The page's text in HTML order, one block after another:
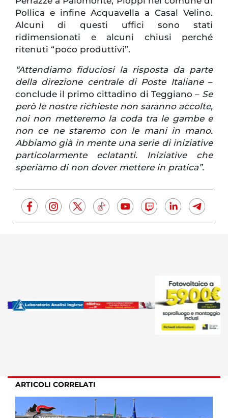
Pollica e infine Acquavella a Casal Velino.
Alcuni di questi uffici sono stati
ridimensionati e alcuni chiusi perché
ritenuti “poco produttivi”.
“Attendiamo fiduciosi la risposta da parte
della direzione centrale di Poste Italiane–
conclude il primo cittadino di Teggiano – Se
però le nostre richieste non saranno accolte,
noi non metteremo la coda tra le gambe e
non ce ne staremo con le mani in mano.
Abbiamo già in mente una serie di iniziative
particolarmente eclatanti. Iniziative che
speriamo di non dover mettere in pratica”.
ARTICOLI CORRELATI